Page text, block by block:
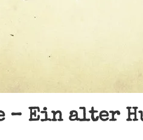
– Ein alter